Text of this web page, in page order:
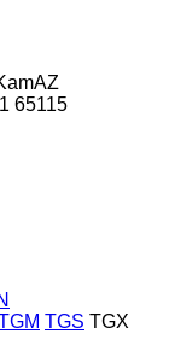
65115
TGS TGX